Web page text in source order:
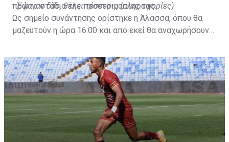
πρώτο στάδιο της προετοιμασίας της.
•Έφυγαν δύο, θέλει τέσσερις (πληροφορίες)
Ως σημείο συνάντησης ορίστηκε η Άλασσα, όπου θα
μαζευτούν η ώρα 16:00 και από εκεί θα αναχωρήσουν
δώοσυν το παρών τους στην απογευματινή προπόνηση
της ομάδας.